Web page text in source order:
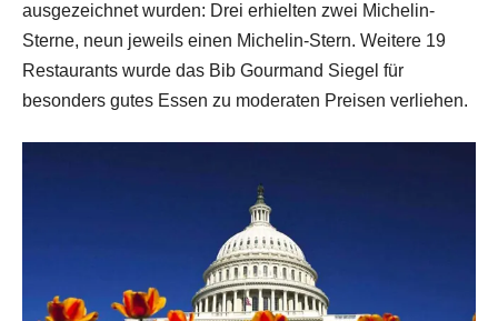
ausgezeichnet wurden: Drei erhielten zwei Michelin-
Sterne, neun jeweils einen Michelin-Stern. Weitere 19
Restaurants wurde das Bib Gourmand Siegel für
besonders gutes Essen zu moderaten Preisen verliehen.